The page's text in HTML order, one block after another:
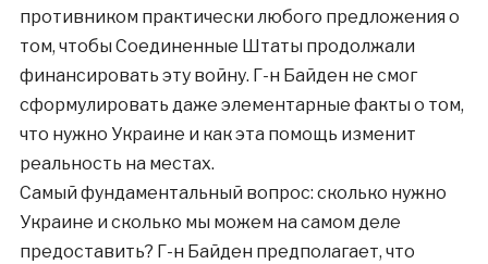
противником практически любого предложения о
том, чтобы Соединенные Штаты продолжали
финансировать эту войну. Г-н Байден не смог
сформулировать даже элементарные факты о том,
что нужно Украине и как эта помощь изменит
реальность на местах.
Самый фундаментальный вопрос: сколько нужно
Украине и сколько мы можем на самом деле
предоставить? Г-н Байден предполагает, что